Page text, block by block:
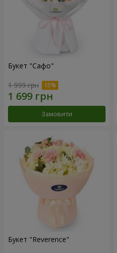
Букет "Сафо"
1 999 грн
Замовити
Букет "Reverence"